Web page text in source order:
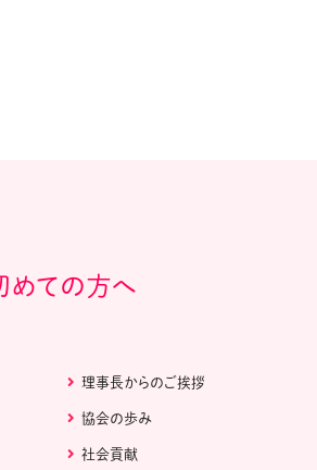
めての方へ
理事長からのご挨拶
協会の歩み
社会貢献